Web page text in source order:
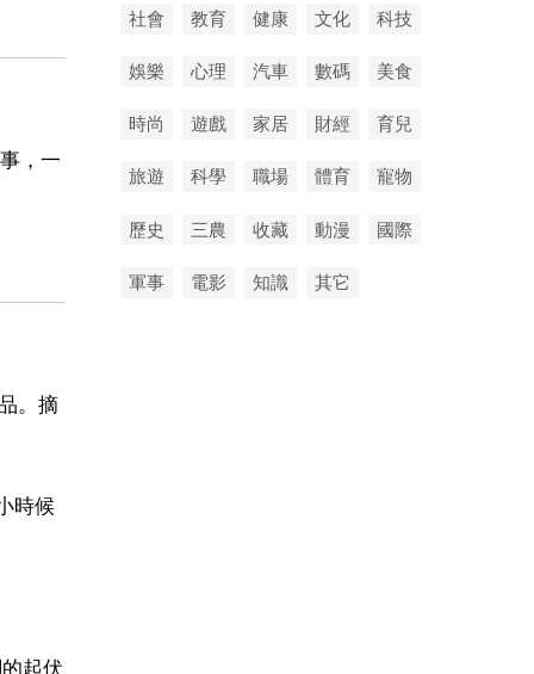
，一
。摘
時候
起伏
社會 教育 健康 文化 科技
娛樂 心理 汽車 數碼 美食
時尚 遊戲 家居 財經 育兒
旅遊 科學 職場 體育 寵物
歷史 三農 收藏 動漫 國際
軍事 電影 知識 其它